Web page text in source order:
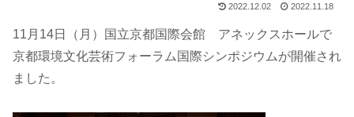
2022.12.02 2022.11.18
11月14日（月）国立京都国際会館 アネックスホールで
京都環境文化芸術フォーラム国際シンポジウムが開催され
ました。